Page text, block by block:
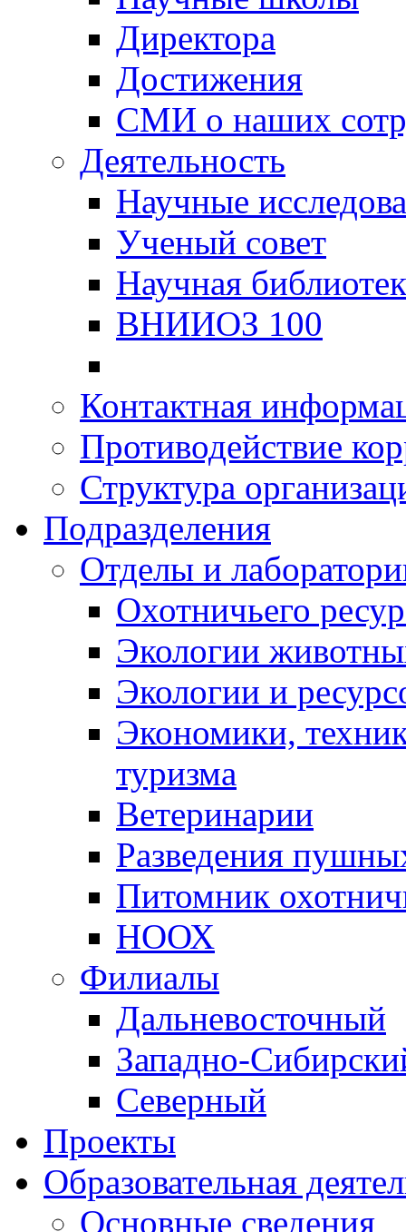
Директора
Достижения
СМИ о наших
Деятельность
Научные
Ученый совет
Научная
ВНИИОЗ 100
Контактная
Противодействие
Структура
Подразделения
Отделы и
Охотничьего
Экологии
Экологии и
Экономики,
туризма
Ветеринарии
Разведения
Питомник
НООХ
Филиалы
Дальневосточный
Западно-
Северный
Проекты
Образовательная
Основные сведения